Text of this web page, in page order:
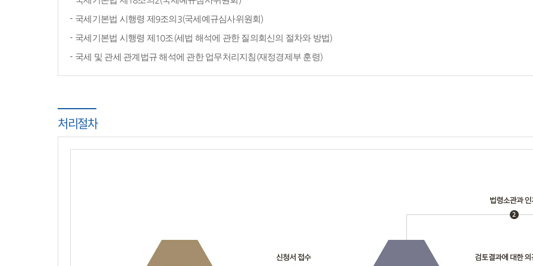
국세기본법 시행령 제9조의3(국세예규심사위원회)
국세기본법 시행령 제10조(세법 해석에 관한 질의회신의 절차와 방법)
국세 및 관세 관계법규 해석에 관한 업무처리지침(재정경제부 훈령)
처리절차